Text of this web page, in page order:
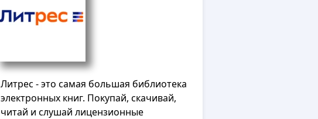
Литрес - это самая большая библиотека
электронных книг. Покупай, скачивай,
читай и слушай лицензионные